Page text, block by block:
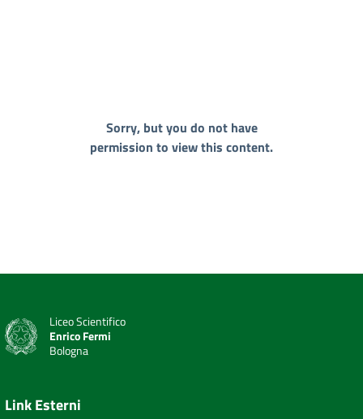
Sorry, but you do not have
permission to view this content.
Liceo Scientifico
Enrico Fermi
Bologna
Link Esterni